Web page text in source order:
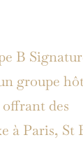
B
groupe
des
à Paris, St